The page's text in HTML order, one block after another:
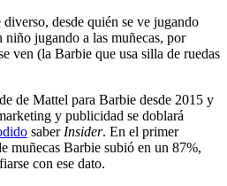
desde quién se ve jugando
jugando a las muñecas, por
ven (la Barbie que usa silla de ruedas
de Mattel para Barbie desde 2015 y
y publicidad se doblará
saber Insider. En el primer
muñecas Barbie subió en un 87%,
con ese dato.